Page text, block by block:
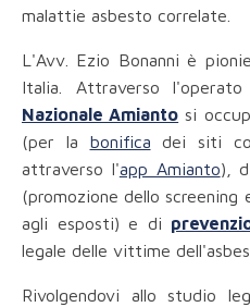
malattie asbesto correlate.
L'Avv. Ezio Bonanni è
Italia. Attraverso
Nazionale Amianto si
(per la bonifica dei siti
attraverso l'app Amianto),
(promozione dello screening
agli esposti) e di
legale delle vittime
Rivolgendovi allo studio